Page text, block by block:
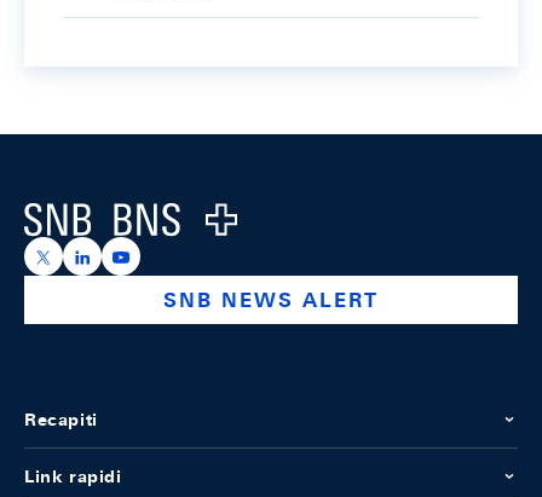
Logo
https://x.com/snb_bns
https://ch.linkedin.com/company/swiss-national-
https://www.youtube.com/@swissnationalbank
SNB NEWS ALERT
Recapiti
Link rapidi